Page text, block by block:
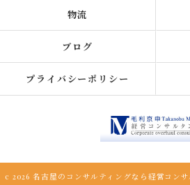
物流
ブログ
プライバシーポリシー
c 2026 名古屋のコンサルティングなら経営コン